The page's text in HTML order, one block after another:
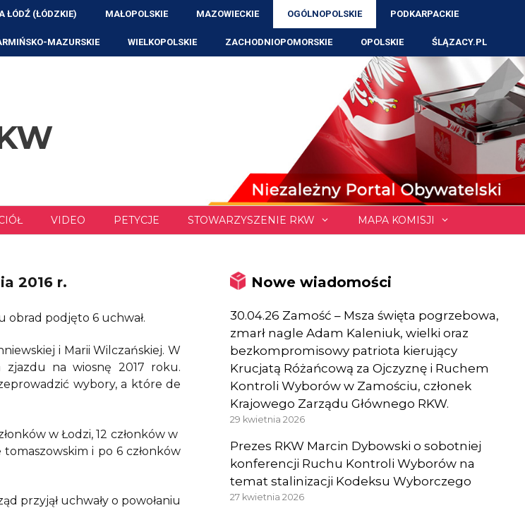
ŁÓDŹ (ŁÓDZKIE) MAŁOPOLSKIE MAZOWIECKIE OGÓLNOPOLSKIE PODKARPACKIE
MAZURSKIE WIELKOPOLSKIE ZACHODNIOPOMORSKIE OPOLSKIE ŚLĄZACY.PL
VIDEO PETYCJE STOWARZYSZENIE RKW MAPA KOMISJI
2016 r.
obrad podjęto 6 uchwał.
i Marii Wilczańskiej. W
zjazdu na wiosnę 2017 roku.
wybory, a które de
w Łodzi, 12 członków w
i po 6 członków
przyjął uchwały o powołaniu
Nowe wiadomości
30.04.26 Zamość – Msza święta pogrzebowa,
zmarł nagle Adam Kaleniuk, wielki oraz
bezkompromisowy patriota kierujący
Krucjatą Różańcową za Ojczyznę i Ruchem
Kontroli Wyborów w Zamościu, członek
Krajowego Zarządu Głównego RKW.
29 kwietnia 2026
Prezes RKW Marcin Dybowski o sobotniej
konferencji Ruchu Kontroli Wyborów na
temat stalinizacji Kodeksu Wyborczego
27 kwietnia 2026